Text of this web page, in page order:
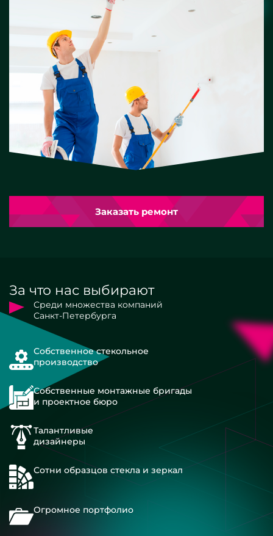
Заказать ремонт
За что нас выбирают
Среди множества компаний
Санкт-Петербурга
Собственное стекольное
производство
Собственные монтажные бригады
и проектное бюро
Талантливые
дизайнеры
Сотни образцов стекла и зеркал
Огромное портфолио